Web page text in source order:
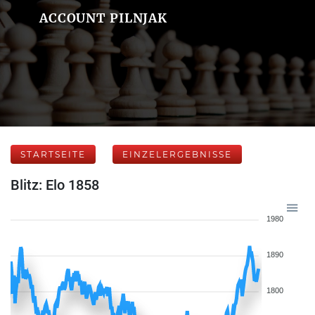
ACCOUNT PILNJAK
STARTSEITE EINZELERGEBNISSE
Blitz: Elo 1858
1980
1890
1800